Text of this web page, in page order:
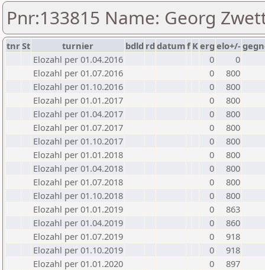
Pnr:133815 Name: Georg
tnrSt turnier bdld rd datumf Kerg elo+/-
Elozahl per 01.04.2016
0
0
Elozahl per 01.07.2016
0
800
Elozahl per 01.10.2016
0
800
Elozahl per 01.01.2017
0
800
Elozahl per 01.04.2017
0
800
Elozahl per 01.07.2017
0
800
Elozahl per 01.10.2017
0
800
Elozahl per 01.01.2018
0
800
Elozahl per 01.04.2018
0
800
Elozahl per 01.07.2018
0
800
Elozahl per 01.10.2018
0
800
Elozahl per 01.01.2019
0
863
Elozahl per 01.04.2019
0
860
Elozahl per 01.07.2019
0
918
Elozahl per 01.10.2019
0
918
Elozahl per 01.01.2020
0
897